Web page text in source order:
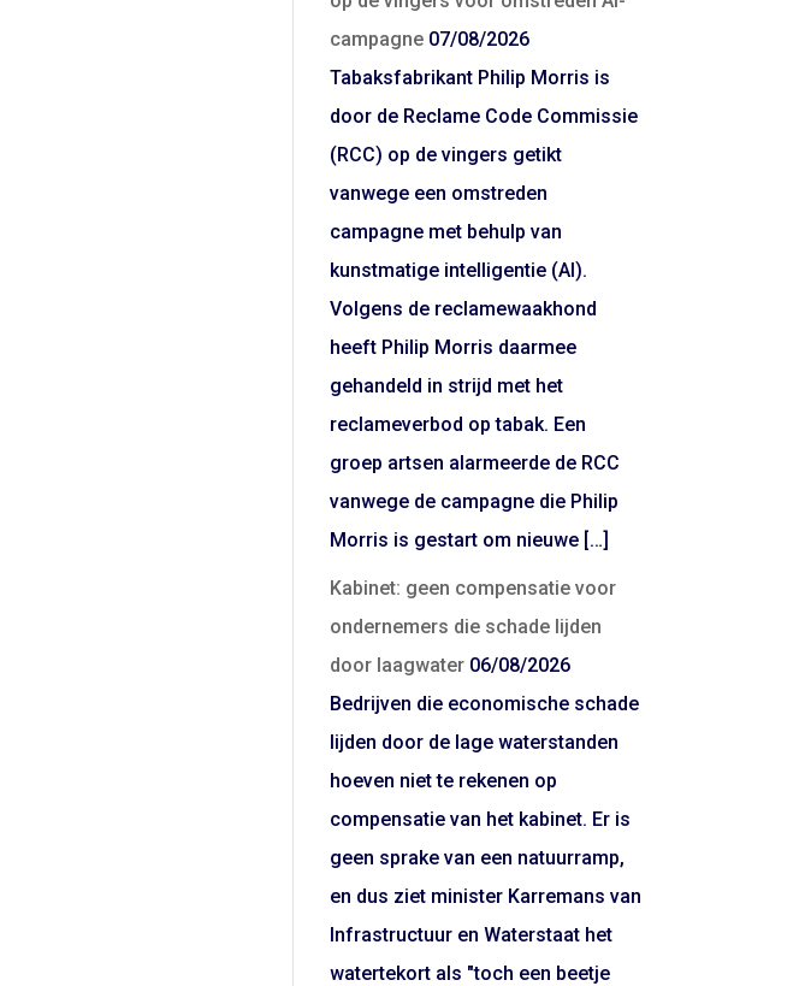
campagne 07/08/2026
Tabaksfabrikant Philip Morris is
door de Reclame Code Commissie
(RCC) op de vingers getikt
vanwege een omstreden
campagne met behulp van
kunstmatige intelligentie (AI).
Volgens de reclamewaakhond
heeft Philip Morris daarmee
gehandeld in strijd met het
reclameverbod op tabak. Een
groep artsen alarmeerde de RCC
vanwege de campagne die Philip
Morris is gestart om nieuwe […]
Kabinet: geen compensatie voor
ondernemers die schade lijden
door laagwater 06/08/2026
Bedrijven die economische schade
lijden door de lage waterstanden
hoeven niet te rekenen op
compensatie van het kabinet. Er is
geen sprake van een natuurramp,
en dus ziet minister Karremans van
Infrastructuur en Waterstaat het
watertekort als "toch een beetje